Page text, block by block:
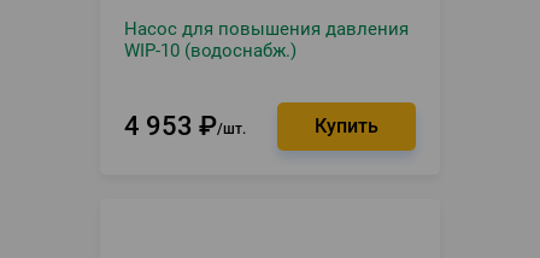
Насос для повышения давления
WIP-10 (водоснабж.)
4 953 ₽ шт.